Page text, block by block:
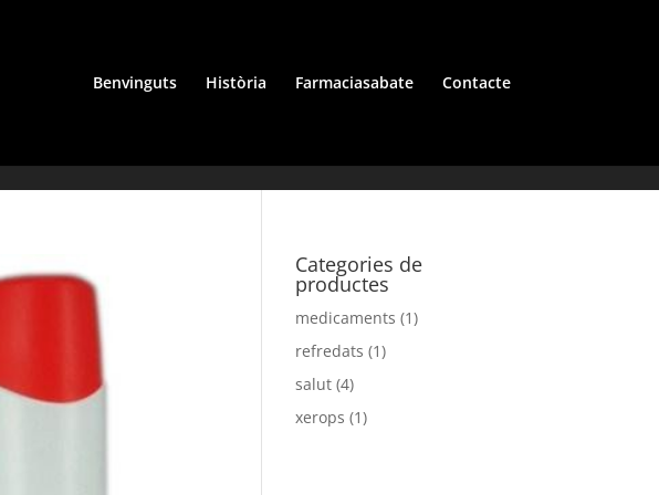
Benvinguts Història Farmaciasabate Contacte
Categories de
productes
medicaments (1)
refredats (1)
salut (4)
xerops (1)